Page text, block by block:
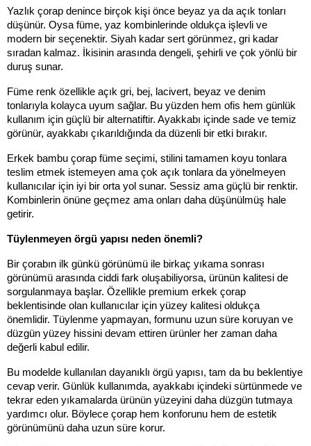
Yazlık çorap denince birçok kişi önce beyaz ya da açık tonları
düşünür. Oysa füme, yaz kombinlerinde oldukça işlevli ve
modern bir seçenektir. Siyah kadar sert görünmez, gri kadar
sıradan kalmaz. İkisinin arasında dengeli, şehirli ve çok yönlü bir
duruş sunar.
Füme renk özellikle açık gri, bej, lacivert, beyaz ve denim
tonlarıyla kolayca uyum sağlar. Bu yüzden hem ofis hem günlük
kullanım için güçlü bir alternatiftir. Ayakkabı içinde sade ve temiz
görünür, ayakkabı çıkarıldığında da düzenli bir etki bırakır.
Erkek bambu çorap füme seçimi, stilini tamamen koyu tonlara
teslim etmek istemeyen ama çok açık tonlara da yönelmeyen
kullanıcılar için iyi bir orta yol sunar. Sessiz ama güçlü bir renktir.
Kombinlerin önüne geçmez ama onları daha düşünülmüş hale
getirir.
Tüylenmeyen örgü yapısı neden önemli?
Bir çorabın ilk günkü görünümü ile birkaç yıkama sonrası
görünümü arasında ciddi fark oluşabiliyorsa, ürünün kalitesi de
sorgulanmaya başlar. Özellikle premium erkek çorap
beklentisinde olan kullanıcılar için yüzey kalitesi oldukça
önemlidir. Tüylenme yapmayan, formunu uzun süre koruyan ve
düzgün yüzey hissini devam ettiren ürünler her zaman daha
değerli kabul edilir.
Bu modelde kullanılan dayanıklı örgü yapısı, tam da bu beklentiye
cevap verir. Günlük kullanımda, ayakkabı içindeki sürtünmede ve
tekrar eden yıkamalarda ürünün yüzeyini daha düzgün tutmaya
yardımcı olur. Böylece çorap hem konforunu hem de estetik
görünümünü daha uzun süre korur.